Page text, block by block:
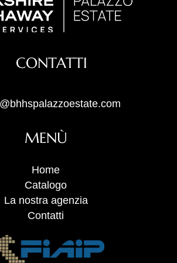
CONTATTI
MENÙ
Home
Catalogo
La nostra agenzia
Contatti